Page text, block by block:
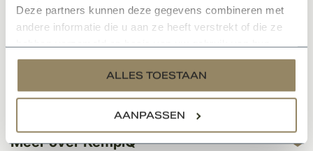
Deze partners kunnen deze gegevens combineren met
andere informatie die u aan ze heeft verstrekt of die ze
services.
ALLES TOESTAAN
AANPASSEN
Meer over KempíQ
Klantenservice